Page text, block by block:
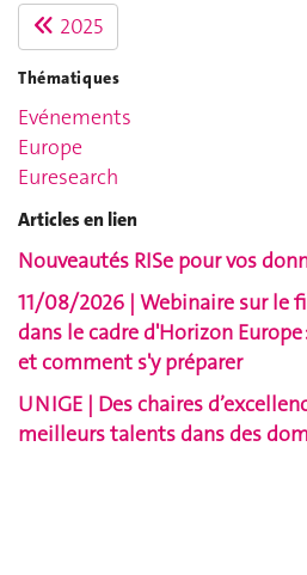
2025
Thématiques
Evénements
Europe
Euresearch
Articles en lien
Nouveautés RISe pour vos
11/08/2026 | Webinaire sur le
dans le cadre d'Horizon
et comment s'y préparer
UNIGE | Des chaires
meilleurs talents dans des